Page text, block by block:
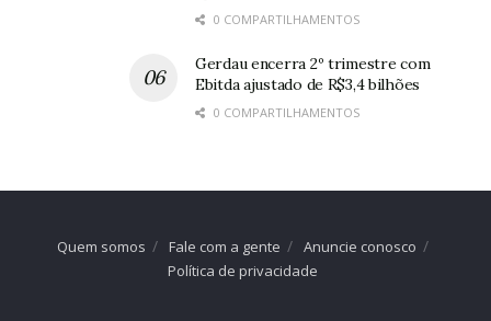
0 COMPARTILHAMENTOS
Gerdau encerra 2º trimestre com
Ebitda ajustado de R$3,4 bilhões
0 COMPARTILHAMENTOS
Quem somos Fale com a gente
Anuncie conosco
Política de privacidade